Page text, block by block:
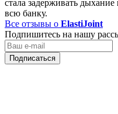
стала задерживать
всю банку.
Все отзывы о ElastiJoint
Подпишитесь на нашу
Подписаться